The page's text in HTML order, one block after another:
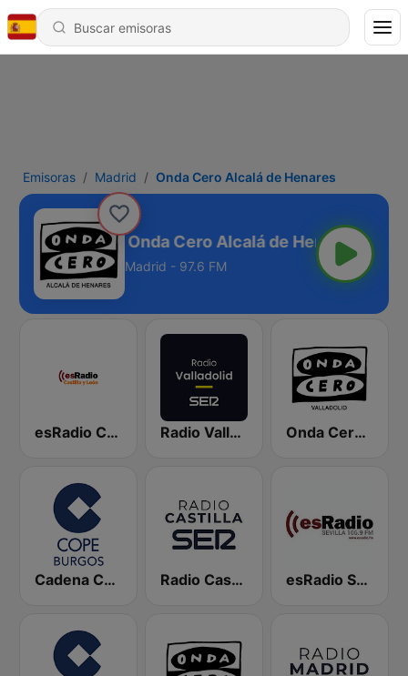
Emisoras Madrid Onda Cero Alcalá de Henares
Onda Cero Alcalá de Henares
Madrid - 97.6 FM
esRadio Castilla y Leon Radio Valladolid SER Onda Cero Valladolid
Cadena COPE Burgos Radio Castilla SER esRadio Sevilla